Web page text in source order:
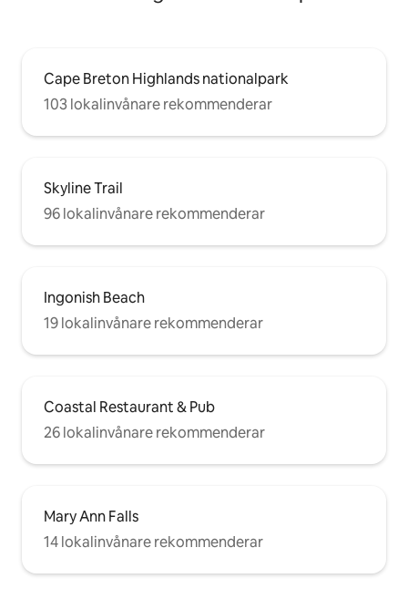
Cape Breton Highlands nationalpark
103 lokalinvånare rekommenderar
Skyline Trail
96 lokalinvånare rekommenderar
Ingonish Beach
19 lokalinvånare rekommenderar
Coastal Restaurant & Pub
26 lokalinvånare rekommenderar
Mary Ann Falls
14 lokalinvånare rekommenderar